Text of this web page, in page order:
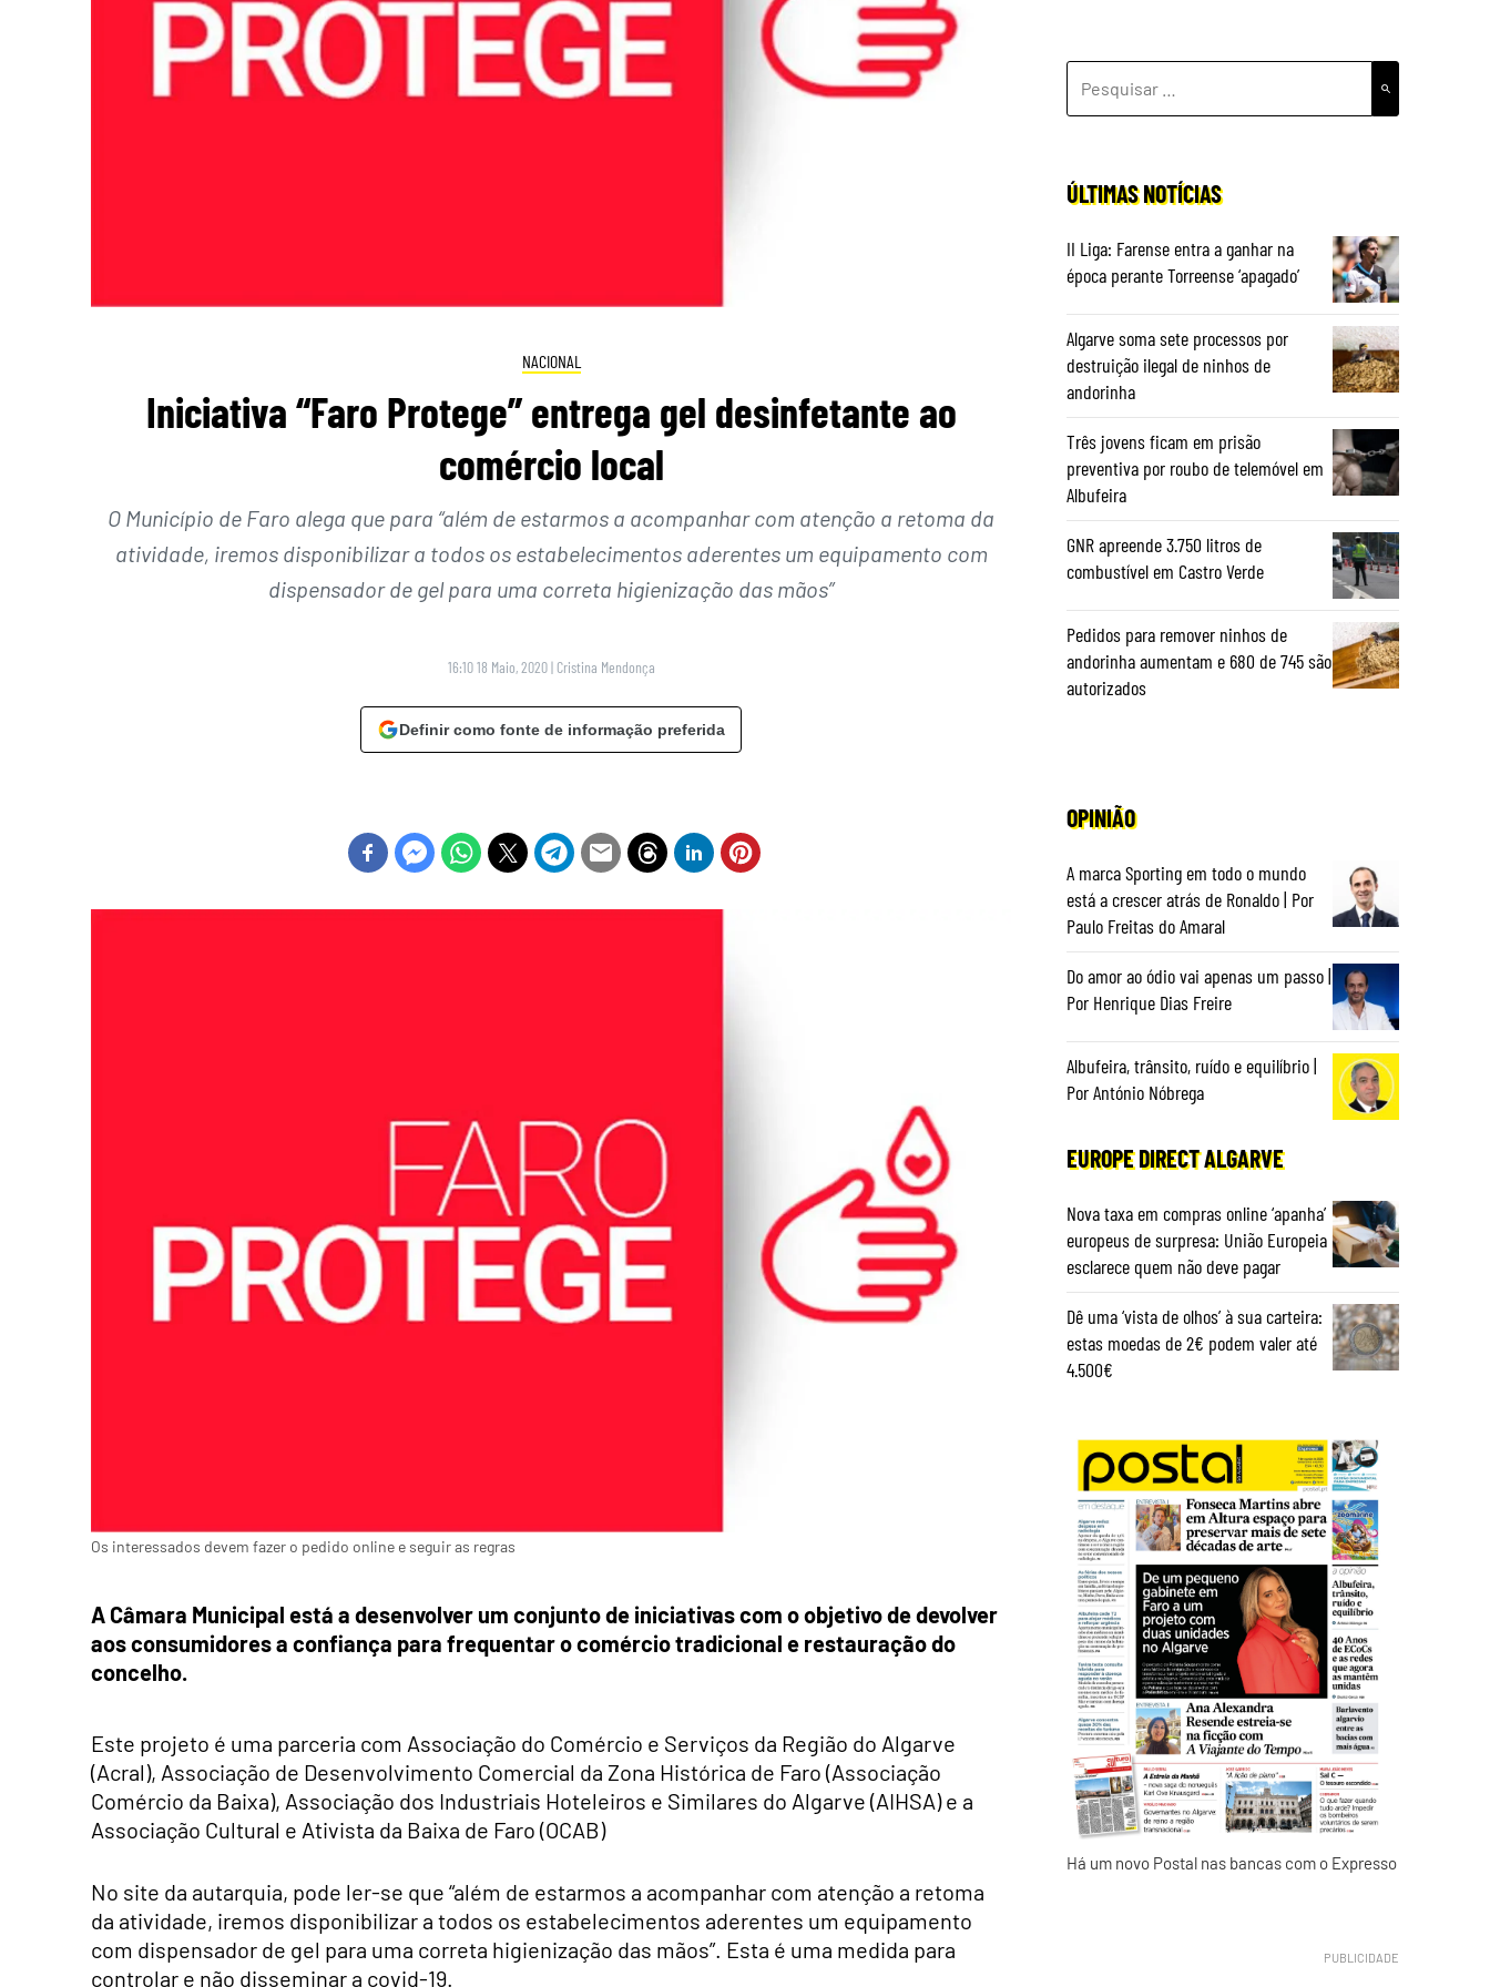
NACIONAL
Iniciativa “Faro Protege” entrega gel desinfetante ao
comércio local
O Município de Faro alega que para “além de estarmos a acompanhar com atenção a retoma da
atividade, iremos disponibilizar a todos os estabelecimentos aderentes um equipamento com
dispensador de gel para uma correta higienização das mãos”
16:10 18 Maio, 2020 | Cristina Mendonça
Definir como fonte de informação preferida
Os interessados devem fazer o pedido online e seguir as regras
A Câmara Municipal está a desenvolver um conjunto de iniciativas com o objetivo de devolver
aos consumidores a confiança para frequentar o comércio tradicional e restauração do
concelho.
Este projeto é uma parceria com Associação do Comércio e Serviços da Região do Algarve
(Acral), Associação de Desenvolvimento Comercial da Zona Histórica de Faro (Associação
Comércio da Baixa), Associação dos Industriais Hoteleiros e Similares do Algarve (AIHSA) e a
Associação Cultural e Ativista da Baixa de Faro (OCAB)
No site da autarquia, pode ler-se que “além de estarmos a acompanhar com atenção a retoma
da atividade, iremos disponibilizar a todos os estabelecimentos aderentes um equipamento
com dispensador de gel para uma correta higienização das mãos”. Esta é uma medida para
controlar e não disseminar a covid-19.
POR:
ÚLTIMAS NOTÍCIAS
II Liga: Farense entra a ganhar na
época perante Torreense ‘apagado’
Algarve soma sete processos por
destruição ilegal de ninhos de
andorinha
Três jovens ficam em prisão
preventiva por roubo de telemóvel em
Albufeira
GNR apreende 3.750 litros de
combustível em Castro Verde
Pedidos para remover ninhos de
andorinha aumentam e 680 de 745 são
autorizados
OPINIÃO
A marca Sporting em todo o mundo
está a crescer atrás de Ronaldo | Por
Paulo Freitas do Amaral
Do amor ao ódio vai apenas um passo |
Por Henrique Dias Freire
Albufeira, trânsito, ruído e equilíbrio |
Por António Nóbrega
EUROPE DIRECT ALGARVE
Nova taxa em compras online ‘apanha’
europeus de surpresa: União Europeia
esclarece quem não deve pagar
Dê uma ‘vista de olhos’ à sua carteira:
estas moedas de 2€ podem valer até
4.500€
Há um novo Postal nas bancas com o Expresso